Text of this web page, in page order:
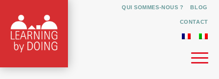
QUI SOMMES-NOUS ? BLOG
CONTACT